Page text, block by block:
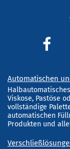
Automatischen
Viskose, Pastöse
vollständige
automatischen
Produkten und